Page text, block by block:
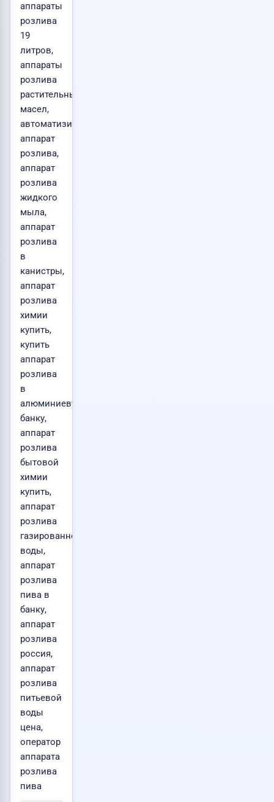
аппараты
розлива
19
литров,
аппараты
розлива
растительных
масел,
автоматизированный
аппарат
розлива,
аппарат
розлива
жидкого
мыла,
аппарат
розлива
в
канистры,
аппарат
розлива
химии
купить,
купить
аппарат
розлива
в
алюминиевую
банку,
аппарат
розлива
бытовой
химии
купить,
аппарат
розлива
газированной
воды,
аппарат
розлива
пива в
банку,
аппарат
розлива
россия,
аппарат
розлива
питьевой
воды
цена,
оператор
аппарата
розлива
пива